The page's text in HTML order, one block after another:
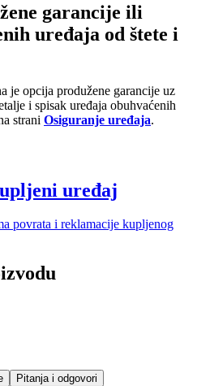
garancije ili
uređaja od štete i
je opcija produžene garancije uz
i spisak uređaja obuhvaćenih
strani Osiguranje uređaja.
uređaj
povrata i reklamacije kupljenog
Pitanja i odgovori